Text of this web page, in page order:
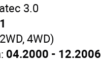
3.0
1
4WD)
04.2000 - 12.2006